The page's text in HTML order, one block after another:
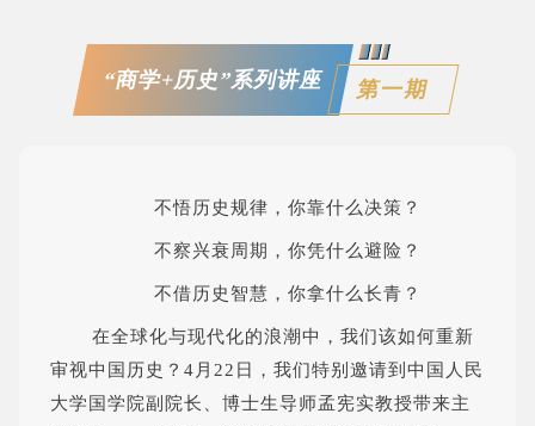
“商学+历史”系列讲座 第一期
不悟历史规律，你靠什么决策？
不察兴衰周期，你凭什么避险？
不借历史智慧，你拿什么长青？
在全球化与现代化的浪潮中，我们该如何重新
审视中国历史？ 4月22日，我们特别邀请到中国人民
大学国学院副院长、博士生导师孟宪实教授带来主